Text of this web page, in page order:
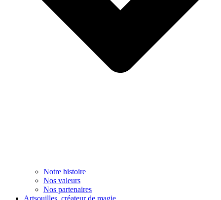
Notre histoire
Nos valeurs
Nos partenaires